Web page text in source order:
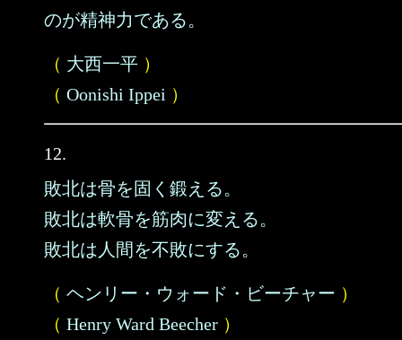
のが精神力である。
（ 大西一平 ）
（ Oonishi Ippei ）
12.
敗北は骨を固く鍛える。
敗北は軟骨を筋肉に変える。
敗北は人間を不敗にする。
（ ヘンリー・ウォード・ビーチャー ）
（ Henry Ward Beecher ）